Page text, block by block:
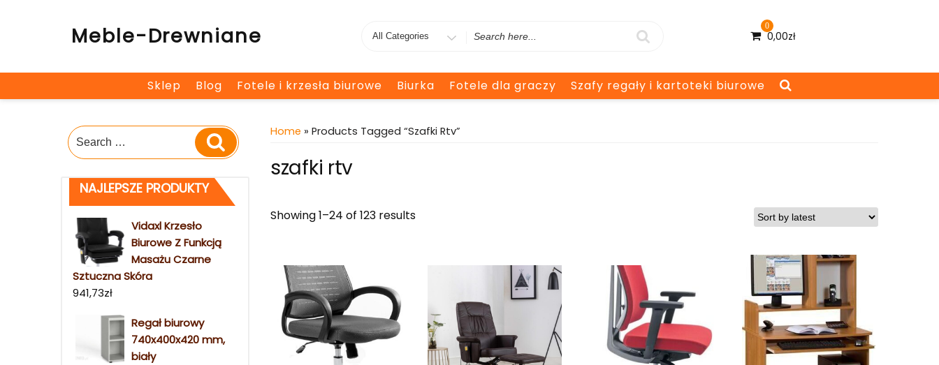
Meble-Drewniane
Search
0
0,00zł
Sklep Blog Fotele i krzesła biurowe Biurka Fotele dla graczy Szafy regały i kartoteki biurowe
Search
for:
Search
NAJLEPSZE PRODUKTY
Vidaxl Krzesło
Biurowe Z Funkcją
Masażu Czarne
Sztuczna Skóra
941,73zł
Regał biurowy
740x400x420 mm,
biały
Home » Products Tagged “szafki Rtv”
szafki rtv
Showing 1–24 of 123 results